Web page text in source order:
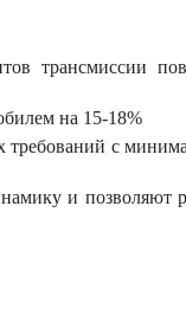
трансмиссии
на 15-18%
требований с
и позволяют